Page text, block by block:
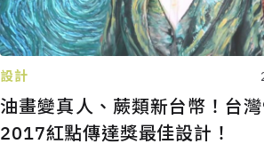
設計
油畫變真人、蕨類新台幣！台
2017紅點傳達獎最佳設計！